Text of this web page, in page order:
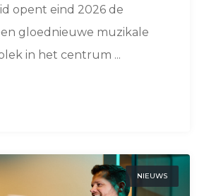
opent eind 2026 de
gloednieuwe muzikale
in het centrum ...
NIEUWS